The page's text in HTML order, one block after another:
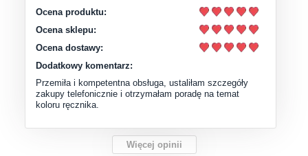
Ocena produktu:
Ocena sklepu:
Ocena dostawy:
Dodatkowy komentarz:
Przemiła i kompetentna obsługa, ustaliłam szczegóły
zakupy telefonicznie i otrzymałam poradę na temat
koloru ręcznika.
Więcej opinii